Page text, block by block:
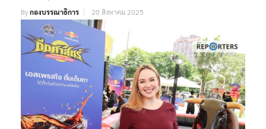
Byกองบรรณาธิการ 20 สิงหาคม 2025